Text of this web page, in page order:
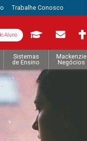
Trabalhe Conosco
Aluno
Sistemas
de Ensino
Mackenzie
Negócios